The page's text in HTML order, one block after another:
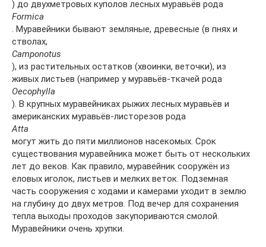
) до двухметровых куполов лесных муравьёв рода
Formica
. Муравейники бывают земляные, древесные (в пнях и
стволах,
Camponotus
), из растительных остатков (хвоинки, веточки), из
живых листьев (например у муравьёв-ткачей рода
Oecophylla
). В крупных муравейниках рыжих лесных муравьёв и
американских муравьёв-листорезов рода
Atta
могут жить до пяти миллионов насекомых. Срок
существования муравейника может быть от нескольких
лет до веков. Как правило, муравейник сооружён из
еловых иголок, листьев и мелких веток. Подземная
часть сооружения с ходами и камерами уходит в землю
на глубину до двух метров. Под вечер для сохранения
тепла выходы проходов закупориваются смолой.
Муравейники очень хрупки.